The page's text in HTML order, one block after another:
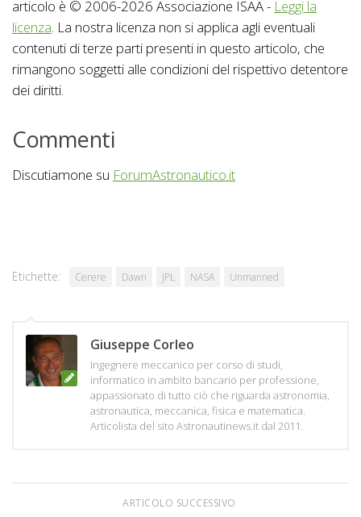
articolo è © 2006-2026 Associazione ISAA - Leggi la
licenza. La nostra licenza non si applica agli eventuali
contenuti di terze parti presenti in questo articolo, che
rimangono soggetti alle condizioni del rispettivo detentore
dei diritti.
Commenti
Discutiamone su ForumAstronautico.it
Etichette: Cerere Dawn JPL NASA Unmanned
Giuseppe Corleo
Ingegnere meccanico per corso di studi,
informatico in ambito bancario per professione,
appassionato di tutto ciò che riguarda astronomia,
astronautica, meccanica, fisica e matematica.
Articolista del sito Astronautinews.it dal 2011.
ARTICOLO SUCCESSIVO